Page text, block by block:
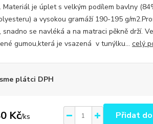
Materiál je úplet s velkým podílem bavlny
a vysokou gramáží 190-195 g/
snadno se navléká a na matraci pěkně drží.
gumou,která je vsazená v tunýlku... celý
plátci DPH
Kč/ks Přidat